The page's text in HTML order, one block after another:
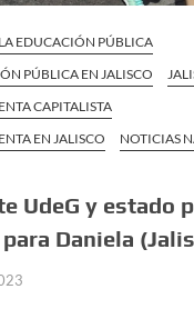
EDUCACIÓN PÚBLICA
PÚBLICA EN JALISCO
CAPITALISTA
EN JALISCO
NOTICIAS
UdeG y estado
Daniela